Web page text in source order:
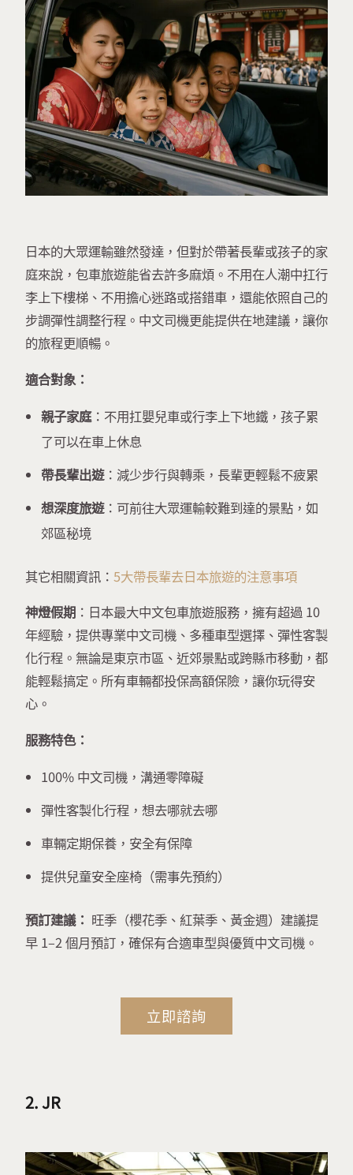
日本的大眾運輸雖然發達，但對於帶著長輩或孩子的家
庭來說，包車旅遊能省去許多麻煩。不用在人潮中扛行
李上下樓梯、不用擔心迷路或搭錯車，還能依照自己的
步調彈性調整行程。中文司機更能提供在地建議，讓你
的旅程更順暢。
適合對象：
親子家庭：不用扛嬰兒車或行李上下地鐵，孩子累
了可以在車上休息
帶長輩出遊：減少步行與轉乘，長輩更輕鬆不疲累
想深度旅遊：可前往大眾運輸較難到達的景點，如
郊區秘境
其它相關資訊： 5大帶長輩去日本旅遊的注意事項
神燈假期 ：日本最大中文包車旅遊服務，擁有超過 10
年經驗，提供專業中文司機、多種車型選擇、彈性客製
化行程。無論是東京市區、近郊景點或跨縣市移動，都
能輕鬆搞定。所有車輛都投保高額保險，讓你玩得安
心。
服務特色：
100% 中文司機，溝通零障礙
彈性客製化行程，想去哪就去哪
車輛定期保養，安全有保障
提供兒童安全座椅（需事先預約）
預訂建議： 旺季（櫻花季、紅葉季、黃金週）建議提
早 1–2 個月預訂，確保有合適車型與優質中文司機。
立即諮詢
2. JR